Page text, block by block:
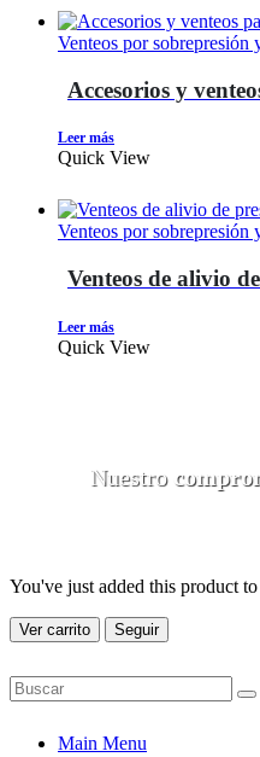
Venteos por sobrepresión
Accesorios y
Leer más
Quick View
Venteos por sobrepresión
Venteos de alivio
Leer más
Quick View
Nuestro
You've just added this product to
Ver carrito Seguir
Main Menu